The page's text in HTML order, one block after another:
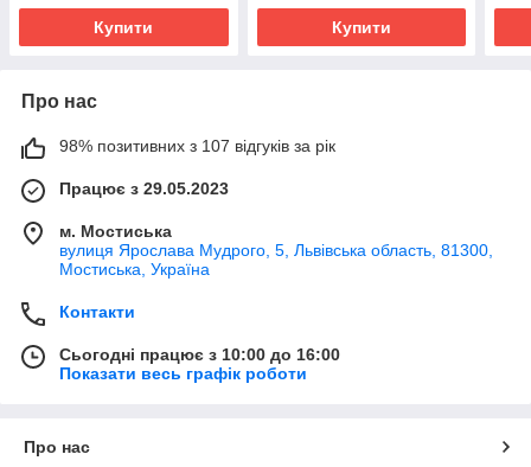
Купити Купити
Про нас
98% позитивних з 107 відгуків за рік
Працює з 29.05.2023
м. Мостиська
вулиця Ярослава Мудрого, 5, Львівська область, 81300,
Мостиська, Україна
Контакти
Сьогодні працює з 10:00 до 16:00
Показати весь графік роботи
Про нас